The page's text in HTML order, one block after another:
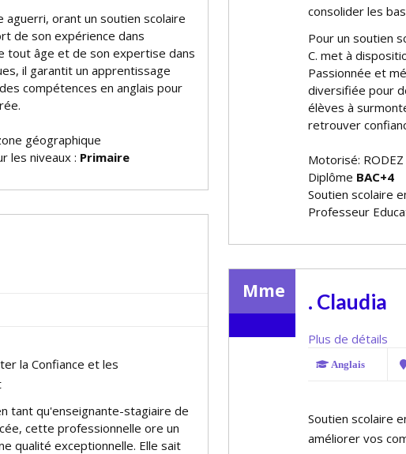
offrant un soutien scolaire
de son expérience dans
tout âge et de son expertise dans
il garantit un apprentissage
compétences en anglais pour
géographique
les niveaux : Primaire
consolider les
Pour un soutien
C. met à
Passionnée et
diversifiée pour
élèves à
retrouver
Motorisé:
Diplôme BAC+4
Soutien scolaire
Professeur
la Confiance et les
tant qu'enseignante-stagiaire de
cette professionnelle offre un
qualité exceptionnelle. Elle sait
Mme . Claudia
Plus de détails
Anglais
Soutien scolaire
améliorer vos